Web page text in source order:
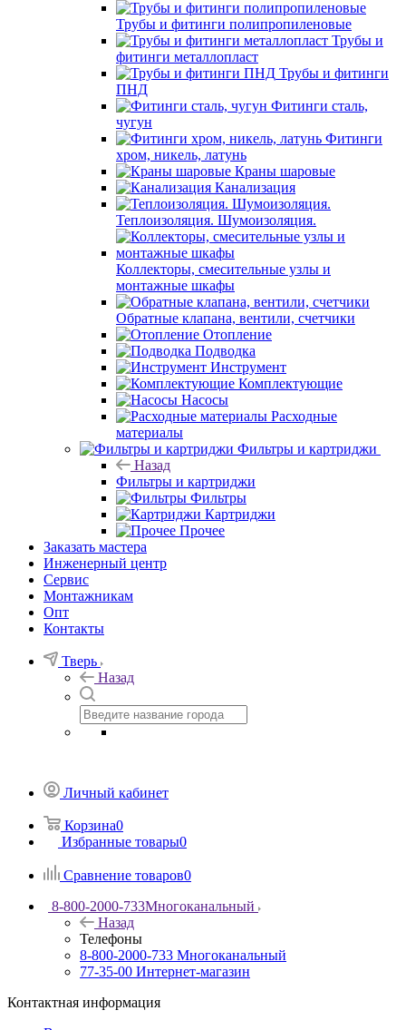
Трубы и фитинги полипропиленовые
Трубы и
фитинги металлопласт
Трубы и фитинги
ПНД
Фитинги сталь,
чугун
Фитинги
хром, никель, латунь
Краны шаровые
Канализация
Теплоизоляция. Шумоизоляция.
Коллекторы, смесительные узлы и
монтажные шкафы
Обратные клапана, вентили, счетчики
Отопление
Подводка
Инструмент
Комплектующие
Насосы
Расходные
материалы
Фильтры и картриджи
Назад
Фильтры и картриджи
Фильтры
Картриджи
Прочее
Заказать мастера
Инженерный центр
Сервис
Монтажникам
Опт
Контакты
Тверь
Назад
Личный кабинет
Корзина0
Избранные товары0
Сравнение товаров0
8-800-2000-733Многоканальный
Назад
Телефоны
8-800-2000-733 Многоканальный
77-35-00 Интернет-магазин
Контактная информация